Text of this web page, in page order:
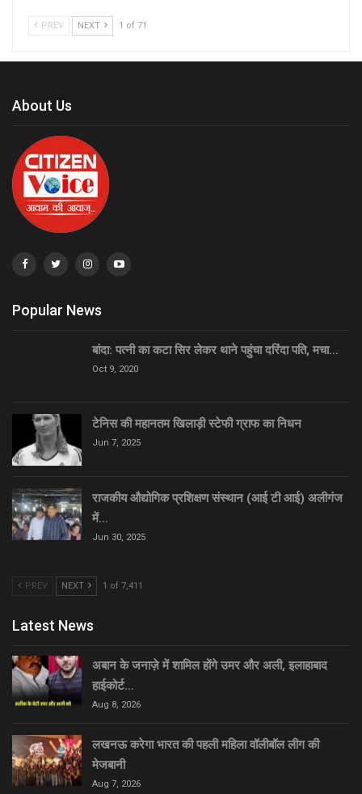
PREV NEXT 1 of 71
About Us
Popular News
बांदा: पत्नी का कटा सिर लेकर थाने पहुंचा दरिंदा पति, मचा…
Oct 9, 2020
टेनिस की महानतम खिलाड़ी स्टेफी ग्राफ का निधन
Jun 7, 2025
राजकीय औद्योगिक प्रशिक्षण संस्थान (आई टी आई) अलीगंज
में…
Jun 30, 2025
PREV NEXT 1 of 7,411
Latest News
अबान के जनाज़े में शामिल होंगे उमर और अली, इलाहाबाद
हाईकोर्ट…
Aug 8, 2026
लखनऊ करेगा भारत की पहली महिला वॉलीबॉल लीग की
मेजबानी
Aug 7, 2026